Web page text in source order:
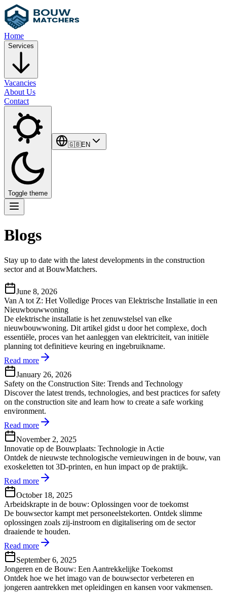
Home
Services
Vacancies
About Us
Contact
Toggle theme
🇬🇧EN
Blogs
Stay up to date with the latest developments in the construction
sector and at BouwMatchers.
June 8, 2026
Van A tot Z: Het Volledige Proces van Elektrische Installatie in een
Nieuwbouwwoning
De elektrische installatie is het zenuwstelsel van elke
nieuwbouwwoning. Dit artikel gidst u door het complexe, doch
essentiële, proces van het aanleggen van elektriciteit, van initiële
planning tot definitieve keuring en ingebruikname.
Read more
January 26, 2026
Safety on the Construction Site: Trends and Technology
Discover the latest trends, technologies, and best practices for safety
on the construction site and learn how to create a safe working
environment.
Read more
November 2, 2025
Innovatie op de Bouwplaats: Technologie in Actie
Ontdek de nieuwste technologische vernieuwingen in de bouw, van
exoskeletten tot 3D-printen, en hun impact op de praktijk.
Read more
October 18, 2025
Arbeidskrapte in de bouw: Oplossingen voor de toekomst
De bouwsector kampt met personeelstekorten. Ontdek slimme
oplossingen zoals zij-instroom en digitalisering om de sector
draaiende te houden.
Read more
September 6, 2025
Jongeren en de Bouw: Een Aantrekkelijke Toekomst
Ontdek hoe we het imago van de bouwsector verbeteren en
jongeren aantrekken met opleidingen en kansen voor vakmensen.